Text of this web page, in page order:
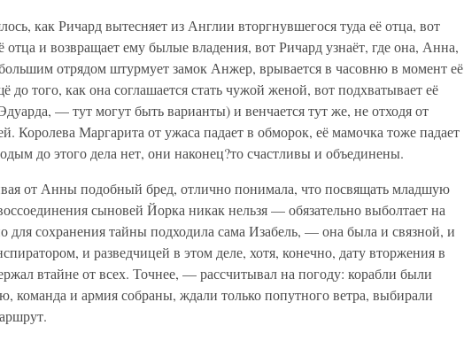
как Ричард вытесняет из Англии вторгнувшегося туда её отца, вот
отца и возвращает ему былые владения, вот Ричард узнаёт, где она, Анна,
отрядом штурмует замок Анжер, врывается в часовню в момент её
до того, как она соглашается стать чужой женой, вот подхватывает её
— тут могут быть варианты) и венчается тут же, не отходя от
Королева Маргарита от ужаса падает в обморок, её мамочка тоже падает
до этого дела нет, они наконец?то счастливы и объединены.
от Анны подобный бред, отлично понимала, что посвящать младшую
сыновей Йорка никак нельзя — обязательно выболтает на
для сохранения тайны подходила сама Изабель, — она была и связной, и
и разведчицей в этом деле, хотя, конечно, дату вторжения в
втайне от всех. Точнее, — рассчитывал на погоду: корабли были
команда и армия собраны, ждали только попутного ветра, выбирали